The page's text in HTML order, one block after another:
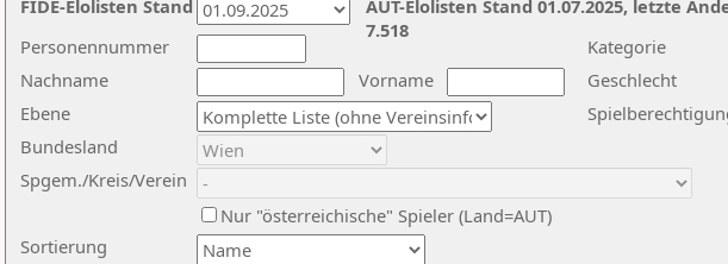
Nachname
Vorname
Ebene
Kategorie
Sortierung
Personennummer
Bundesland
Spgem./Kreis/Verein
Geschlecht
Nur "österreichische" Spieler (Land=AUT)
AUT-Elolisten Stand 01.07.2025, letzte
7.518
FIDE-Elolisten Stand